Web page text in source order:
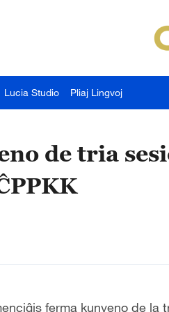
Lucia Studio Pliaj Lingvoj
de tria
ferma kunveno de la